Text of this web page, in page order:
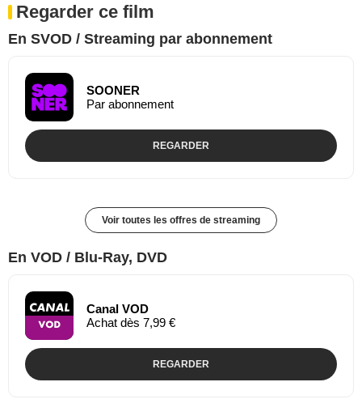
Regarder ce film
En SVOD / Streaming par abonnement
SOONER
Par abonnement
REGARDER
Voir toutes les offres de streaming
En VOD / Blu-Ray, DVD
Canal VOD
Achat dès 7,99 €
REGARDER